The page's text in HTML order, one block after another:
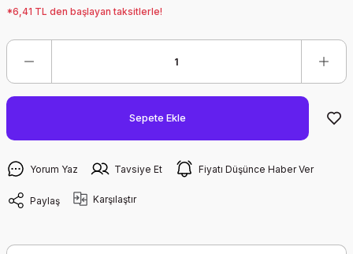
*6,41 TL den başlayan taksitlerle!
Sepete Ekle
Yorum Yaz Tavsiye Et Fiyatı Düşünce Haber Ver
Paylaş Karşılaştır